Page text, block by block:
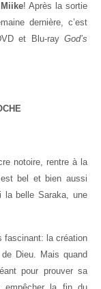
! Après la sortie
dernière, c’est
et Blu-ray God’s
notoire, rentre à la
bel et bien aussi
la belle Saraka, une
fascinant: la création
de Dieu. Mais quand
pour prouver sa